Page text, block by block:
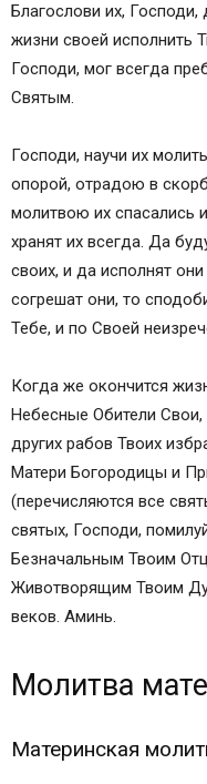
Благослови их,
жизни своей
Господи, мог всегда
Святым.
Господи, научи их
опорой, отрадою в
молитвою их спасались
хранят их всегда. Да
своих, и да исполнят
согрешат они, то
Тебе, и по Своей
Когда же окончится
Небесные Обители
других рабов Твоих
Матери Богородицы и
(перечисляются все
святых, Господи,
Безначальным Твоим
Животворящим Твоим
веков. Аминь.
Молитва
Материнская